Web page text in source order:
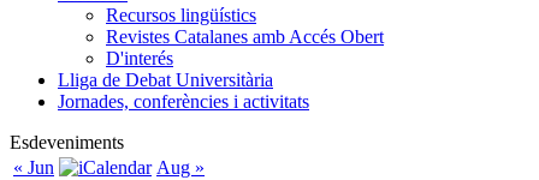
Recursos lingüístics
Revistes Catalanes amb Accés Obert
D'interés
Lliga de Debat Universitària
Jornades, conferències i activitats
Esdeveniments
« Jun
Aug »